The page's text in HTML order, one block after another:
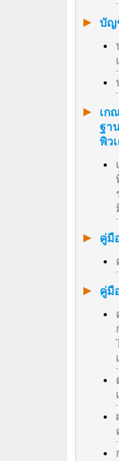
บัญ
เก
ฐา
พิว
คู่มื
คู่มื